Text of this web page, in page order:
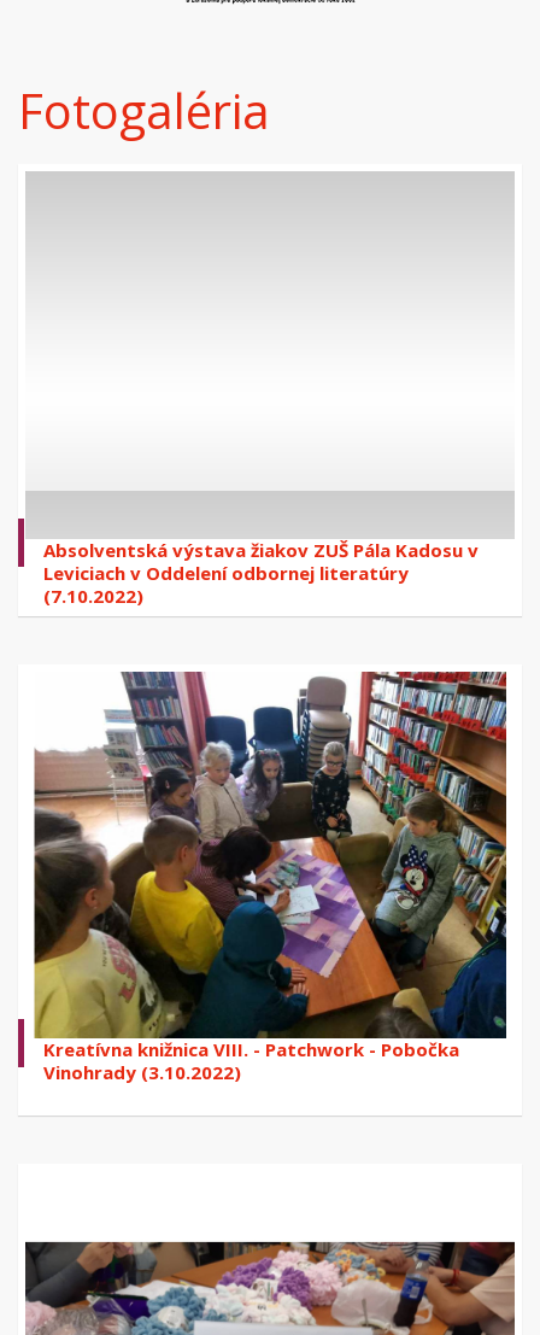
Fotogaléria
Absolventská výstava žiakov ZUŠ Pála Kadosu v
Leviciach v Oddelení odbornej literatúry
(7.10.2022)
Kreatívna knižnica VIII. - Patchwork - Pobočka
Vinohrady (3.10.2022)